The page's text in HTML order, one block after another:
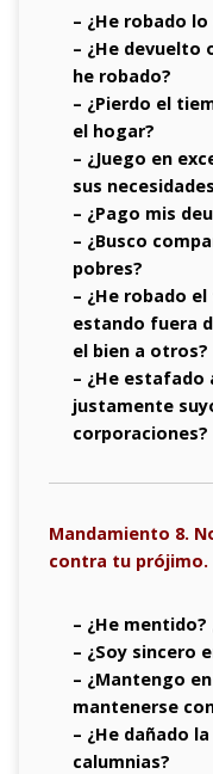
– ¿He robado
– ¿He devuelto
he robado?
– ¿Pierdo el
el hogar?
– ¿Juego en
sus
– ¿Pago mis
– ¿Busco
pobres?
– ¿He robado
estando fuera
el bien a otros?
– ¿He estafado
justamente
corporaciones?
Mandamiento 8.
contra tu prójimo.
– ¿He mentido?
– ¿Soy sincero
– ¿Mantengo
mantenerse
– ¿He dañado
calumnias?